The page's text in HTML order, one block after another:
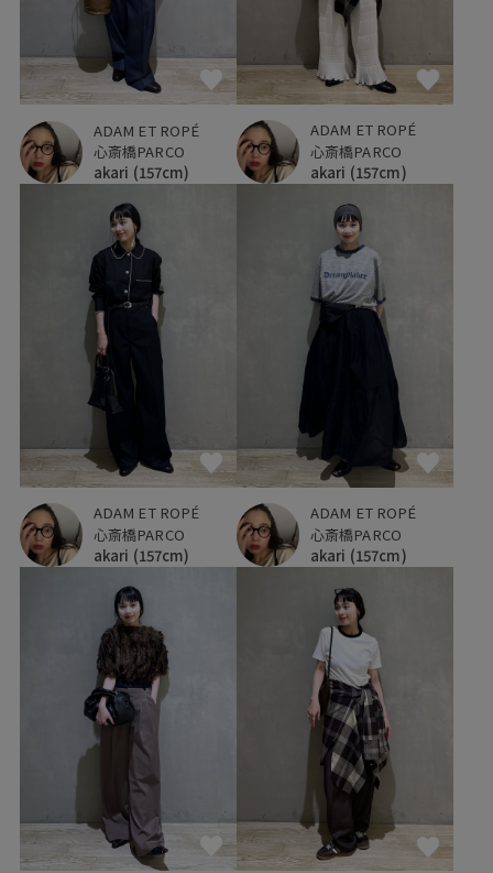
ADAM ET ROPÉ
心斎橋PARCO
akari (157cm)
ADAM ET ROPÉ
心斎橋PARCO
akari (157cm)
ADAM ET ROPÉ
心斎橋PARCO
akari (157cm)
ADAM ET ROPÉ
心斎橋PARCO
akari (157cm)